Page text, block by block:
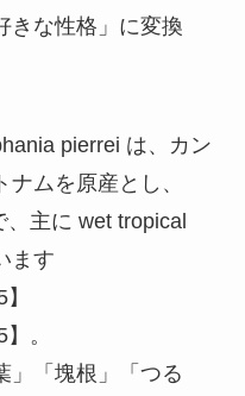
きな性格」に変換
pierrei は、カン
ムを原産とし、
主に wet tropical
ます
。
」「塊根」「つる